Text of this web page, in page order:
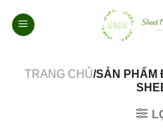
qua
TRANG CHỦ/SẢN PHẨM